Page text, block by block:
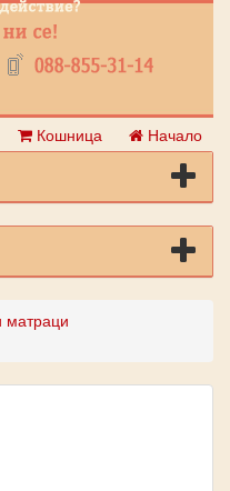
Кошница Начало
матраци